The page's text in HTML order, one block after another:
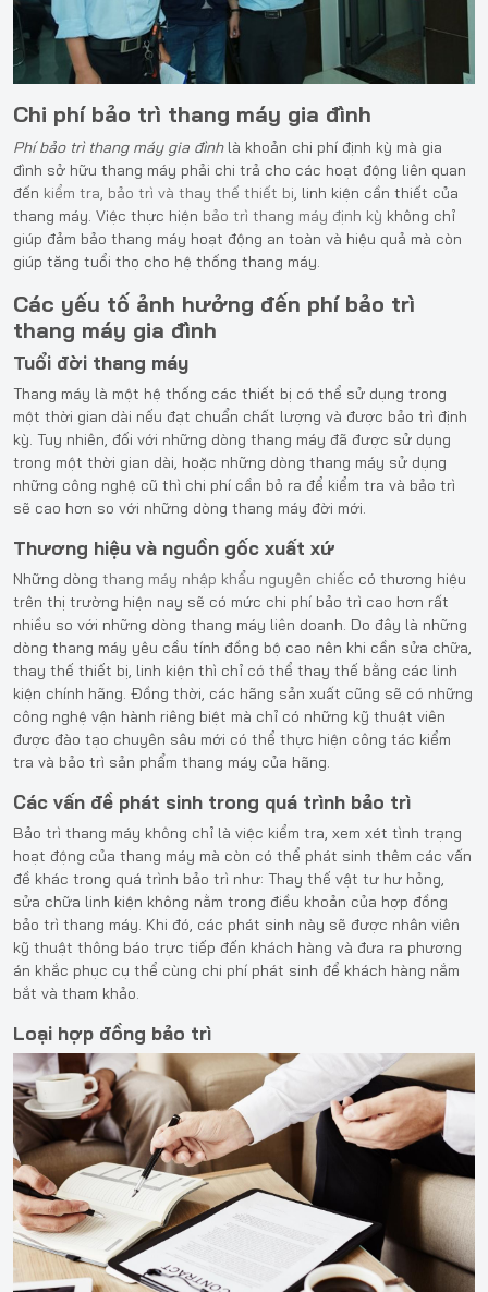
Chi phí bảo trì thang máy gia đình
Phí bảo trì thang máy gia đìnhlà khoản chi phí định kỳ mà gia
đình sở hữu thang máy phải chi trả cho các hoạt động liên quan
đến kiểm tra, bảo trì và thay thế thiết bị, linh kiện cần thiết của
thang máy. Việc thực hiện bảo trì thang máy định kỳ không chỉ
giúp đảm bảo thang máy hoạt động an toàn và hiệu quả mà còn
giúp tăng tuổi thọ cho hệ thống thang máy.
Các yếu tố ảnh hưởng đến phí bảo trì
thang máy gia đình
Tuổi đời thang máy
Thang máy là một hệ thống các thiết bị có thể sử dụng trong
một thời gian dài nếu đạt chuẩn chất lượng và được bảo trì định
kỳ. Tuy nhiên, đối với những dòng thang máy đã được sử dụng
trong một thời gian dài, hoặc những dòng thang máy sử dụng
những công nghệ cũ thì chi phí cần bỏ ra để kiểm tra và bảo trì
sẽ cao hơn so với những dòng thang máy đời mới.
Thương hiệu và nguồn gốc xuất xứ
Những dòng thang máy nhập khẩu nguyên chiếc có thương hiệu
trên thị trường hiện nay sẽ có mức chi phí bảo trì cao hơn rất
nhiều so với những dòng thang máy liên doanh. Do đây là những
dòng thang máy yêu cầu tính đồng bộ cao nên khi cần sửa chữa,
thay thế thiết bị, linh kiện thì chỉ có thể thay thế bằng các linh
kiện chính hãng. Đồng thời, các hãng sản xuất cũng sẽ có những
công nghệ vận hành riêng biệt mà chỉ có những kỹ thuật viên
được đào tạo chuyên sâu mới có thể thực hiện công tác kiểm
tra và bảo trì sản phẩm thang máy của hãng.
Các vấn đề phát sinh trong quá trình bảo trì
Bảo trì thang máy không chỉ là việc kiểm tra, xem xét tình trạng
hoạt động của thang máy mà còn có thể phát sinh thêm các vấn
đề khác trong quá trình bảo trì như: Thay thế vật tư hư hỏng,
sửa chữa linh kiện không nằm trong điều khoản của hợp đồng
bảo trì thang máy. Khi đó, các phát sinh này sẽ được nhân viên
kỹ thuật thông báo trực tiếp đến khách hàng và đưa ra phương
án khắc phục cụ thể cùng chi phí phát sinh để khách hàng nắm
bắt và tham khảo.
Loại hợp đồng bảo trì